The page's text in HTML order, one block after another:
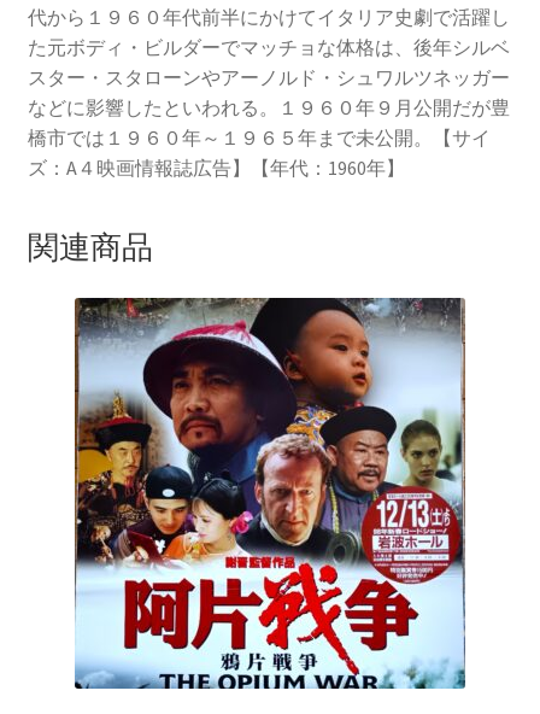
代から１９６０年代前半にかけてイタリア史劇で活躍し
た元ボディ・ビルダーでマッチョな体格は、後年シルベ
スター・スタローンやアーノルド・シュワルツネッガー
などに影響したといわれる。１９６０年９月公開だが豊
橋市では１９６０年～１９６５年まで未公開。【サイ
ズ：A４映画情報誌広告】【年代：1960年】
関連商品